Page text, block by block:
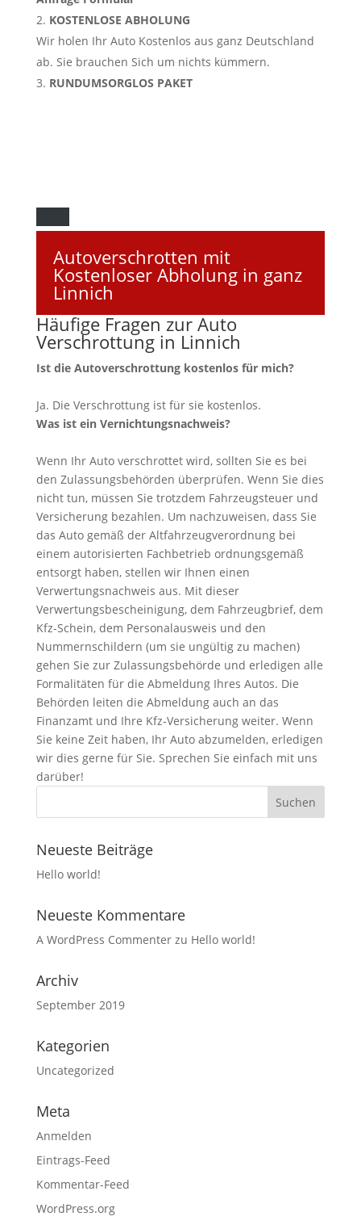
KOSTENLOSE ABHOLUNG
Wir holen Ihr Auto Kostenlos aus ganz Deutschland
ab. Sie brauchen Sich um nichts kümmern.
RUNDUMSORGLOS PAKET
Autoverschrotten mit
Kostenloser Abholung in ganz
Linnich
Häufige Fragen zur Auto
Verschrottung in Linnich
Ist die Autoverschrottung kostenlos für mich?
Ja. Die Verschrottung ist für sie kostenlos.
Was ist ein Vernichtungsnachweis?
Wenn Ihr Auto verschrottet wird, sollten Sie es bei
den Zulassungsbehörden überprüfen. Wenn Sie dies
nicht tun, müssen Sie trotzdem Fahrzeugsteuer und
Versicherung bezahlen. Um nachzuweisen, dass Sie
das Auto gemäß der Altfahrzeugverordnung bei
einem autorisierten Fachbetrieb ordnungsgemäß
entsorgt haben, stellen wir Ihnen einen
Verwertungsnachweis aus. Mit dieser
Verwertungsbescheinigung, dem Fahrzeugbrief, dem
Kfz-Schein, dem Personalausweis und den
Nummernschildern (um sie ungültig zu machen)
gehen Sie zur Zulassungsbehörde und erledigen alle
Formalitäten für die Abmeldung Ihres Autos. Die
Behörden leiten die Abmeldung auch an das
Finanzamt und Ihre Kfz-Versicherung weiter. Wenn
Sie keine Zeit haben, Ihr Auto abzumelden, erledigen
wir dies gerne für Sie. Sprechen Sie einfach mit uns
darüber!
Neueste Beiträge
Hello world!
Neueste Kommentare
A WordPress Commenterzu Hello world!
Archiv
September 2019
Kategorien
Uncategorized
Meta
Anmelden
Eintrags-Feed
Kommentar-Feed
WordPress.org